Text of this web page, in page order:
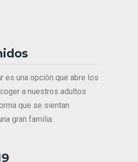
es una opción que abre los
a nuestros adultos
que se sientan
gran familia.